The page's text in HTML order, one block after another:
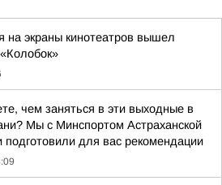
на экраны кинотеатров вышел
чем заняться в эти выходные в
Мы с Минспортом Астраханской
подготовили для вас рекомендации